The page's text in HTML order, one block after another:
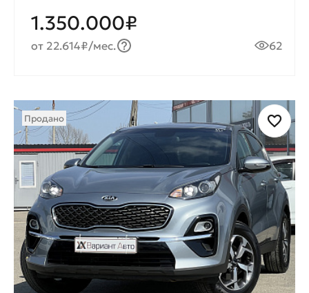
1.350.000₽
от 22.614₽/мес. 62
Продано